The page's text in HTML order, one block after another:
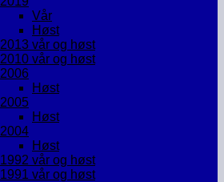
Vår
Høst
2013 vår og høst
2010 vår og høst
2006
Høst
2005
Høst
2004
Høst
1992 vår og høst
1991 vår og høst